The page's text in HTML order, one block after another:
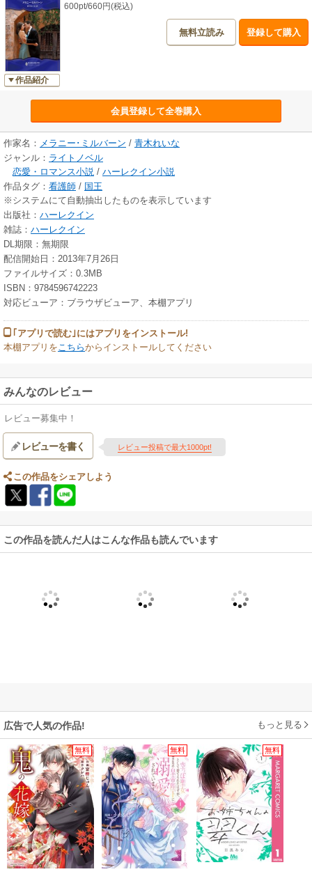
作品紹介
600pt/660円(税込)
無料立読み 登録して購入
会員登録して全巻購入
作家名： メラニー･ミルバーン / 青木れいな
ジャンル： ライトノベル
恋愛・ロマンス小説 / ハーレクイン小説
作品タグ： 看護師 / 国王
※システムにて自動抽出したものを表示しています
出版社： ハーレクイン
雑誌： ハーレクイン
DL期限：無期限
配信開始日：2013年7月26日
ファイルサイズ：0.3MB
ISBN：9784596742223
対応ビューア：ブラウザビューア、本棚アプリ
｢アプリで読む｣にはアプリをインストール!
本棚アプリを こちらからインストールしてください
みんなのレビュー
レビュー募集中！
レビューを書く レビュー投稿で最大1000pt!
この作品をシェアしよう
この作品を読んだ人はこんな作品も読んでいます
広告で人気の作品! もっと見る
無料 無料 無料